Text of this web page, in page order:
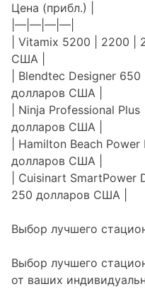
Цена (прибл.) |
|—|—|—|—|
| Vitamix 5200 | 2200 |
США |
| Blendtec Designer
долларов США |
| Ninja Professional
долларов США |
| Hamilton Beach
долларов США |
| Cuisinart
250 долларов США |
Выбор лучшего
Выбор лучшего
от ваших